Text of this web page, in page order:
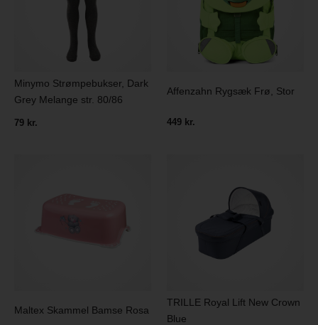
Minymo Strømpebukser, Dark
Grey Melange str. 80/86
79 kr.
Affenzahn Rygsæk Frø, Stor
449 kr.
Maltex Skammel Bamse Rosa
TRILLE Royal Lift New Crown
Blue